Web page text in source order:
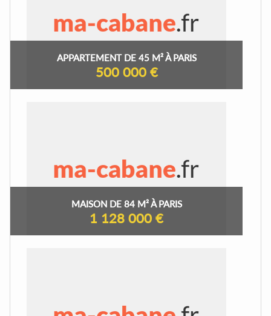
APPARTEMENT DE 45 M² À PARIS
500 000 €
MAISON DE 84 M² À PARIS
1 128 000 €